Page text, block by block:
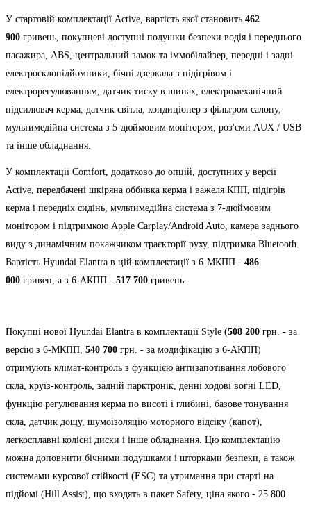
У стартовій комплектації Active, вартість якої становить 462
900 гривень, покупцеві доступні подушки безпеки водія і переднього
пасажира, ABS, центральний замок та іммобілайзер, передні і задні
електросклопідйомники, бічні дзеркала з підігрівом і
електрорегулюванням, датчик тиску в шинах, електромеханічний
підсилювач керма, датчик світла, кондиціонер з фільтром салону,
мультимедійна система з 5-дюймовим монітором, роз'єми AUX / USB
та інше обладнання.
У комплектації Comfort, додатково до опцій, доступних у версії
Active, передбачені шкіряна оббивка керма і важеля КПП, підігрів
керма і передніх сидінь, мультимедійна система з 7-дюймовим
монітором і підтримкою Apple Carplay/Android Auto, камера заднього
виду з динамічним покажчиком траєкторії руху, підтримка Bluetooth.
Вартість Hyundai Elantra в цій комплектації з 6-МКПП - 486
000 гривен, а з 6-АКПП - 517 700 гривень.
Покупці нової Hyundai Elantra в комплектації Style (508 200 грн. - за
версію з 6-МКПП, 540 700 грн. - за модифікацію з 6-АКПП)
отримують клімат-контроль з функцією антизапотівання лобового
скла, круїз-контроль, задній парктронік, денні ходові вогні LED,
функцію регулювання керма по висоті і глибині, базове тонування
скла, датчик дощу, шумоізоляцію моторного відсіку (капот),
легкосплавні колісні диски і інше обладнання. Цю комплектацію
можна доповнити бічними подушками і шторками безпеки, а також
системами курсової стійкості (ESC) та утримання при старті на
підйомі (Hill Assist), що входять в пакет Safety, ціна якого - 25 800